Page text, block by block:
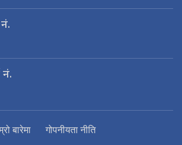
नं.
बारेमा गोपनीयता नीति